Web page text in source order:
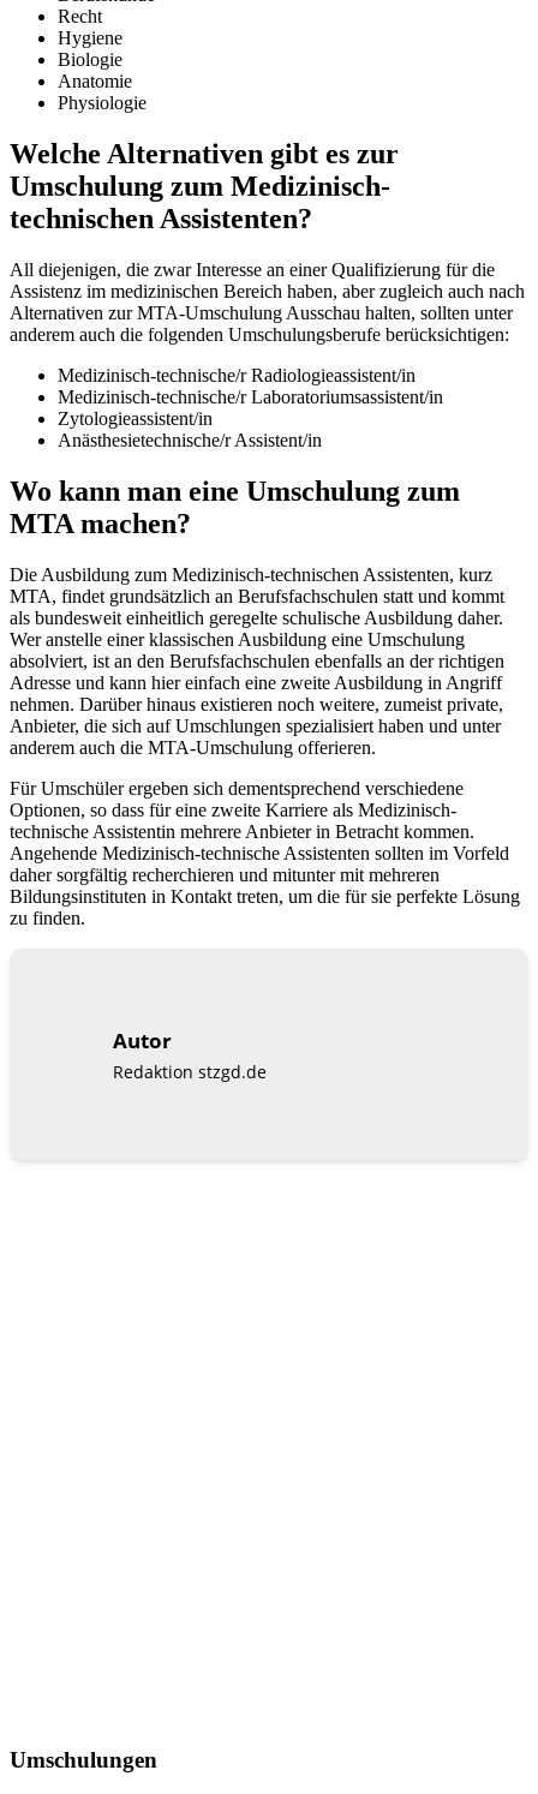
Recht
Hygiene
Biologie
Anatomie
Physiologie
Welche Alternativen gibt es zur
Umschulung zum Medizinisch-
technischen Assistenten?
All diejenigen, die zwar Interesse an einer Qualifizierung für die
Assistenz im medizinischen Bereich haben, aber zugleich auch nach
Alternativen zur MTA-Umschulung Ausschau halten, sollten unter
anderem auch die folgenden Umschulungsberufe berücksichtigen:
Medizinisch-technische/r Radiologieassistent/in
Medizinisch-technische/r Laboratoriumsassistent/in
Zytologieassistent/in
Anästhesietechnische/r Assistent/in
Wo kann man eine Umschulung zum
MTA machen?
Die Ausbildung zum Medizinisch-technischen Assistenten, kurz
MTA, findet grundsätzlich an Berufsfachschulen statt und kommt
als bundesweit einheitlich geregelte schulische Ausbildung daher.
Wer anstelle einer klassischen Ausbildung eine Umschulung
absolviert, ist an den Berufsfachschulen ebenfalls an der richtigen
Adresse und kann hier einfach eine zweite Ausbildung in Angriff
nehmen. Darüber hinaus existieren noch weitere, zumeist private,
Anbieter, die sich auf Umschlungen spezialisiert haben und unter
anderem auch die MTA-Umschulung offerieren.
Für Umschüler ergeben sich dementsprechend verschiedene
Optionen, so dass für eine zweite Karriere als Medizinisch-
technische Assistentin mehrere Anbieter in Betracht kommen.
Angehende Medizinisch-technische Assistenten sollten im Vorfeld
daher sorgfältig recherchieren und mitunter mit mehreren
Bildungsinstituten in Kontakt treten, um die für sie perfekte Lösung
zu finden.
Autor
Redaktion stzgd.de
Umschulungen